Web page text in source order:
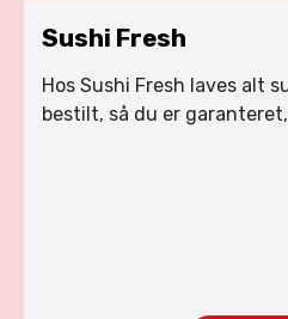
Sushi Fresh
Hos Sushi Fresh laves alt
bestilt, så du er